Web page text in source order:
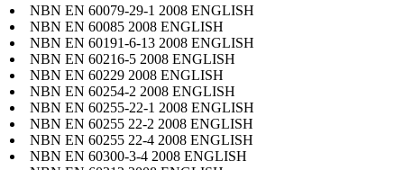
NBN EN 60079-29-1 2008 ENGLISH
NBN EN 60085 2008 ENGLISH
NBN EN 60191-6-13 2008 ENGLISH
NBN EN 60216-5 2008 ENGLISH
NBN EN 60229 2008 ENGLISH
NBN EN 60254-2 2008 ENGLISH
NBN EN 60255-22-1 2008 ENGLISH
NBN EN 60255 22-2 2008 ENGLISH
NBN EN 60255 22-4 2008 ENGLISH
NBN EN 60300-3-4 2008 ENGLISH